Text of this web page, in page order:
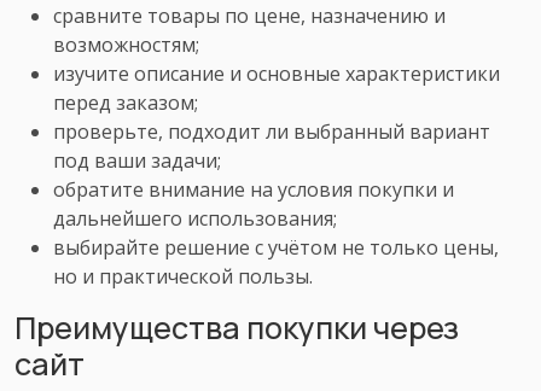
сравните товары по цене, назначению и
возможностям;
изучите описание и основные характеристики
перед заказом;
проверьте, подходит ли выбранный вариант
под ваши задачи;
обратите внимание на условия покупки и
дальнейшего использования;
выбирайте решение с учётом не только цены,
но и практической пользы.
Преимущества покупки через
сайт